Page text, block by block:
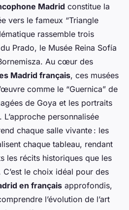
Madrid constitue la
vers le fameux “Triangle
rassemble trois
Prado, le Musée Reina Sofía
Au cœur des
Madrid français, ces musées
comme le “Guernica” de
de Goya et les portraits
personnalisée
chaque salle vivante : les
chaque tableau, rendant
les récits historiques que les
le choix idéal pour des
en français approfondis,
l’évolution de l’art